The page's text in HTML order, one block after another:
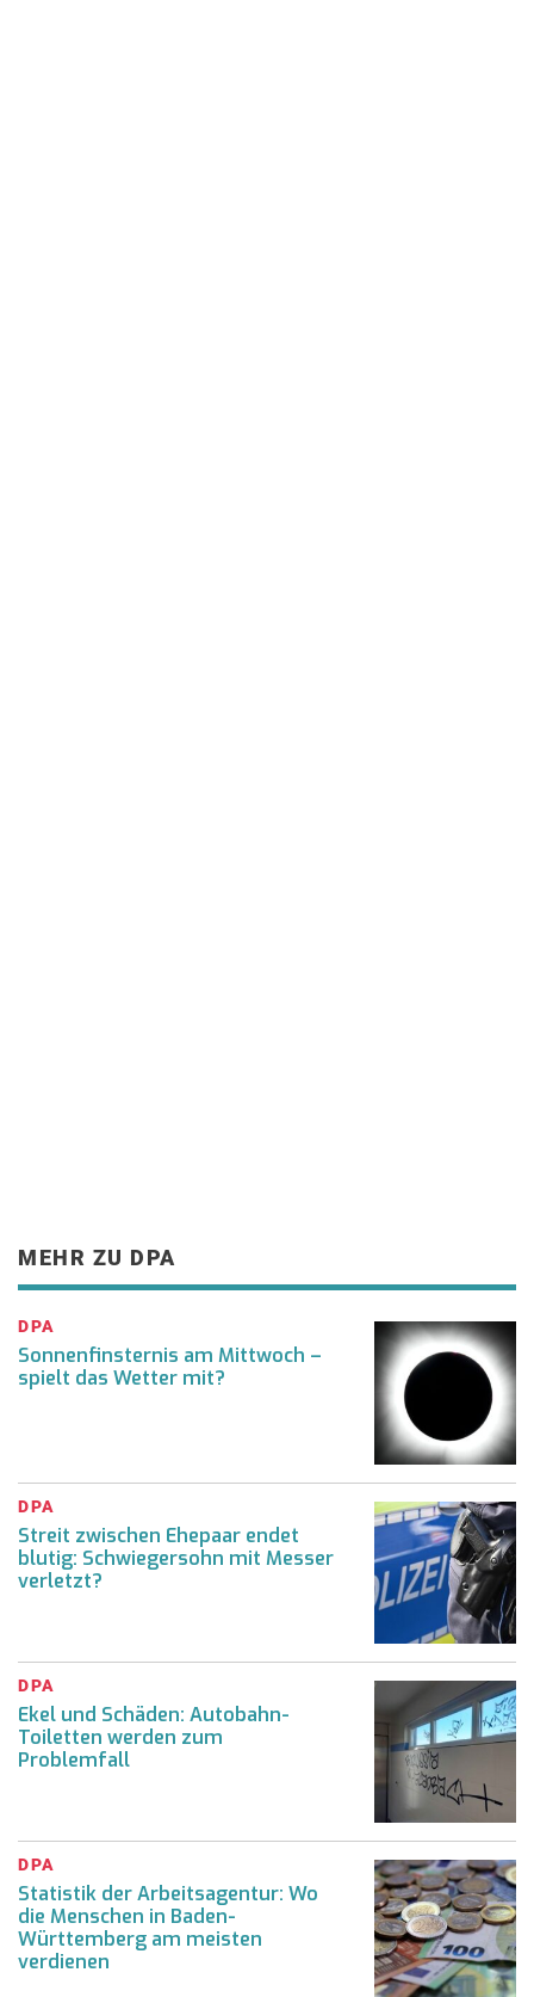
MEHR ZU DPA
DPA
Sonnenfinsternis am Mittwoch –
spielt das Wetter mit?
DPA
Streit zwischen Ehepaar endet
blutig: Schwiegersohn mit Messer
verletzt?
DPA
Ekel und Schäden: Autobahn-
Toiletten werden zum
Problemfall
DPA
Statistik der Arbeitsagentur: Wo
die Menschen in Baden-
Württemberg am meisten
verdienen